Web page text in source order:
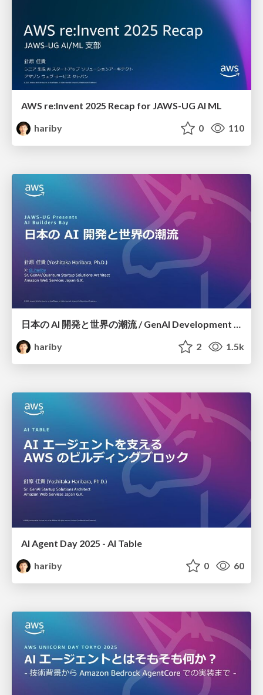
AWS re:Invent 2025 Recap for JAWS-UG AI ML
hariby
0 110
日本の AI 開発と世界の潮流 / GenAI Development in Japan
hariby
2 1.5k
AI Agent Day 2025 - AI Table
hariby
0 60